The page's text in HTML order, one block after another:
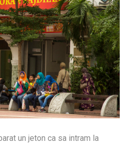
un jeton ca sa intram la